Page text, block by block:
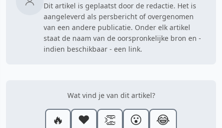
Dit artikel is geplaatst door de redactie. Het is
aangeleverd als persbericht of overgenomen
van een andere publicatie. Onder elk artikel
staat de naam van de oorspronkelijke bron en -
indien beschikbaar - een link.
Wat vind je van dit artikel?
🔥 ❤️ 👏 😮 😂